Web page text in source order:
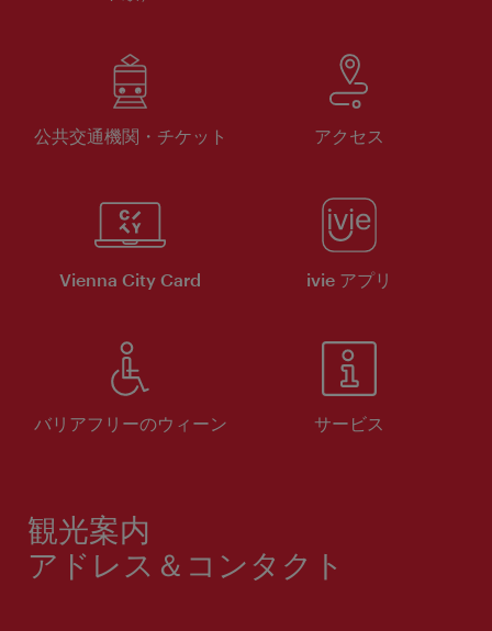
公共交通機関・チケット アクセス
Vienna City Card ivie アプリ
バリアフリーのウィーン サービス
観光案内
アドレス＆コンタクト